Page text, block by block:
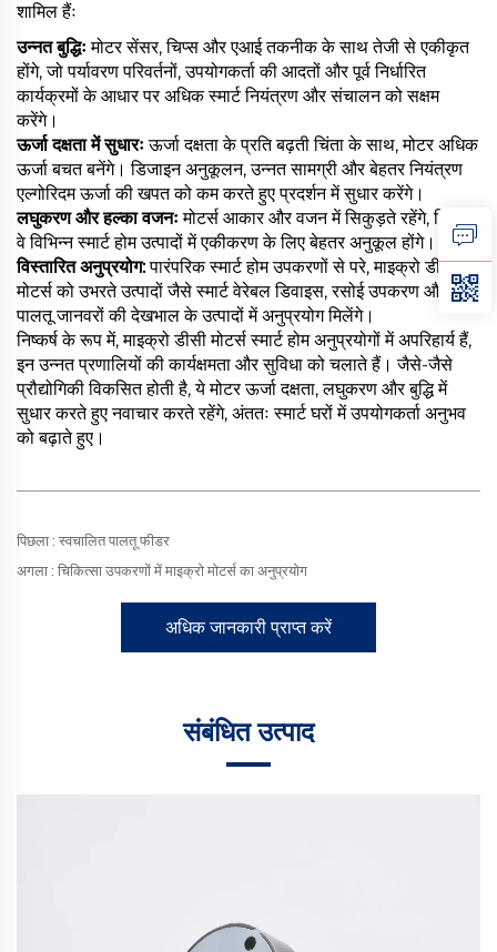
शामिल हैंः
उन्नत बुद्धिःमोटर सेंसर, चिप्स और एआई तकनीक के साथ तेजी से एकीकृत
होंगे, जो पर्यावरण परिवर्तनों, उपयोगकर्ता की आदतों और पूर्व निर्धारित
कार्यक्रमों के आधार पर अधिक स्मार्ट नियंत्रण और संचालन को सक्षम
करेंगे।
ऊर्जा दक्षता में सुधारःऊर्जा दक्षता के प्रति बढ़ती चिंता के साथ, मोटर अधिक
ऊर्जा बचत बनेंगे। डिजाइन अनुकूलन, उन्नत सामग्री और बेहतर नियंत्रण
एल्गोरिदम ऊर्जा की खपत को कम करते हुए प्रदर्शन में सुधार करेंगे।
लघुकरण और हल्का वजनःमोटर्स आकार और वजन में सिकुड़ते रहेंगे, जिससे
वे विभिन्न स्मार्ट होम उत्पादों में एकीकरण के लिए बेहतर अनुकूल होंगे।
विस्तारित अनुप्रयोग:पारंपरिक स्मार्ट होम उपकरणों से परे, माइक्रो डीसी
मोटर्स को उभरते उत्पादों जैसे स्मार्ट वेरेबल डिवाइस, रसोई उपकरण और
पालतू जानवरों की देखभाल के उत्पादों में अनुप्रयोग मिलेंगे।
निष्कर्ष के रूप में, माइक्रो डीसी मोटर्स स्मार्ट होम अनुप्रयोगों में अपरिहार्य हैं,
इन उन्नत प्रणालियों की कार्यक्षमता और सुविधा को चलाते हैं। जैसे-जैसे
प्रौद्योगिकी विकसित होती है, ये मोटर ऊर्जा दक्षता, लघुकरण और बुद्धि में
सुधार करते हुए नवाचार करते रहेंगे, अंततः स्मार्ट घरों में उपयोगकर्ता अनुभव
को बढ़ाते हुए।
पिछला : स्वचालित पालतू फीडर
अगला : चिकित्सा उपकरणों में माइक्रो मोटर्स का अनुप्रयोग
अधिक जानकारी प्राप्त करें
संबंधित उत्पाद